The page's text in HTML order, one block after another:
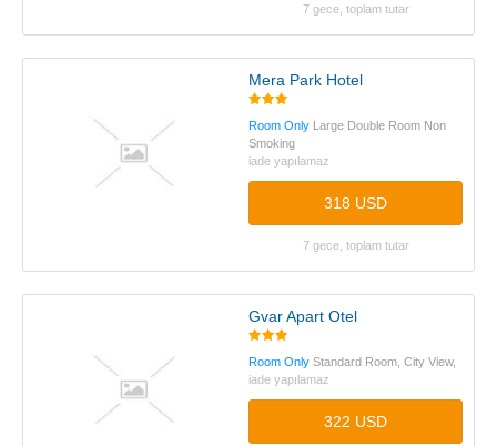
7 gece, toplam tutar
Mera Park Hotel
Room Only Large Double Room Non
Smoking
iade yapılamaz
318 USD
7 gece, toplam tutar
Gvar Apart Otel
Room Only Standard Room, City View,
iade yapılamaz
322 USD